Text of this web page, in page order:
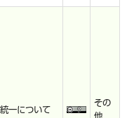
一について
その
他